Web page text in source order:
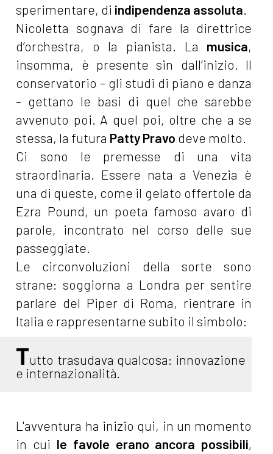
sperimentare, di indipendenza assoluta.
Nicoletta sognava di fare la direttrice
d’orchestra, o la pianista. La musica,
insomma, è presente sin dall’inizio. Il
conservatorio - gli studi di piano e danza
- gettano le basi di quel che sarebbe
avvenuto poi. A quel poi, oltre che a se
stessa, la futura Patty Pravo deve molto.
Ci sono le premesse di una vita
straordinaria. Essere nata a Venezia è
una di queste, come il gelato offertole da
Ezra Pound, un poeta famoso avaro di
parole, incontrato nel corso delle sue
passeggiate.
Le circonvoluzioni della sorte sono
strane: soggiorna a Londra per sentire
parlare del Piper di Roma, rientrare in
Italia e rappresentarne subito il simbolo:
Tutto trasudava qualcosa: innovazione
e internazionalità.
L'avventura ha inizio qui, in un momento
in cui le favole erano ancora possibili,